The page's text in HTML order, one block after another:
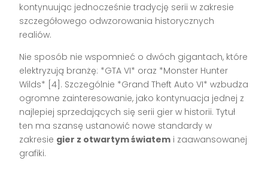
kontynuując jednocześnie tradycję serii w zakresie
szczegółowego odwzorowania historycznych
realiów.
Nie sposób nie wspomnieć o dwóch gigantach, które
elektryzują branżę: *GTA VI* oraz *Monster Hunter
Wilds* [4]. Szczególnie *Grand Theft Auto VI* wzbudza
ogromne zainteresowanie, jako kontynuacja jednej z
najlepiej sprzedających się serii gier w historii. Tytuł
ten ma szansę ustanowić nowe standardy w
zakresie gier z otwartym światem i zaawansowanej
grafiki.